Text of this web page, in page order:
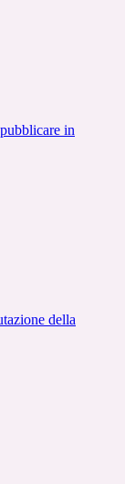
in
della